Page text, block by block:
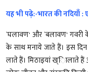
यह भी पढ़े:-भारत की नदियाँ :
`घलावण' और `बलावण' गवरी
के साथ मनाये जाते हैं। इस
लाते हैं। मिठाइयां ख्िालाते हैं